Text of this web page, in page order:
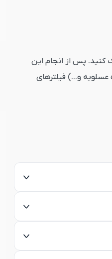
کلیک کنید. پس از انجام این
و...) فیلترهای